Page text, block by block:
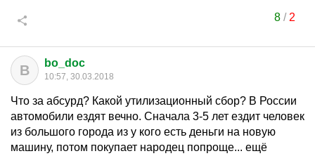
8/ 2
B bo_doc
10:57, 30.03.2018
Что за абсурд? Какой утилизационный сбор? В России
автомобили ездят вечно. Сначала 3-5 лет ездит человек
из большого города из у кого есть деньги на новую
машину, потом покупает народец попроще... ещё